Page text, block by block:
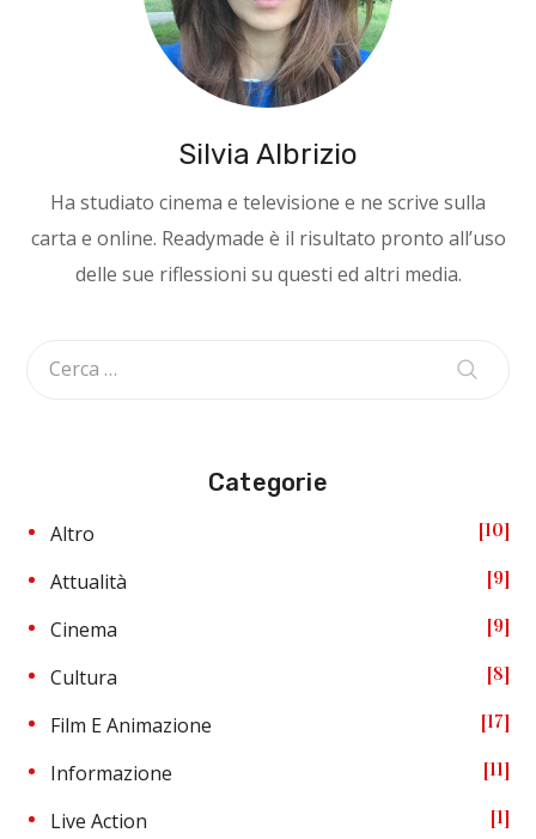
Silvia Albrizio
Ha studiato cinema e televisione e ne scrive sulla
carta e online. Readymade è il risultato pronto all’uso
delle sue riflessioni su questi ed altri media.
Categorie
Altro 10
Attualità 9
Cinema 9
Cultura 8
Film E Animazione 17
Informazione 11
Live Action 1